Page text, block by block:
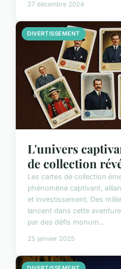
27 décembre 2024
DIVERTISSEMENT
L'univers
de collection
Les cartes de collection
phénomène captivant,
et investissement. Des
lancent dans cette
par des défis monum...
25 janvier 2025